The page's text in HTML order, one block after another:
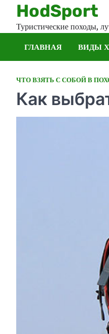
content
HodSport
Туристические походы,
ГЛАВНАЯ ВИДЫ
ЧТО ВЗЯТЬ С СОБОЙ В
Как